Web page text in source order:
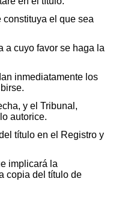
constituya el que sea
a cuyo favor se haga la
inmediatamente los
y el Tribunal,
autorice.
título en el Registro y
implicará la
copia del título de